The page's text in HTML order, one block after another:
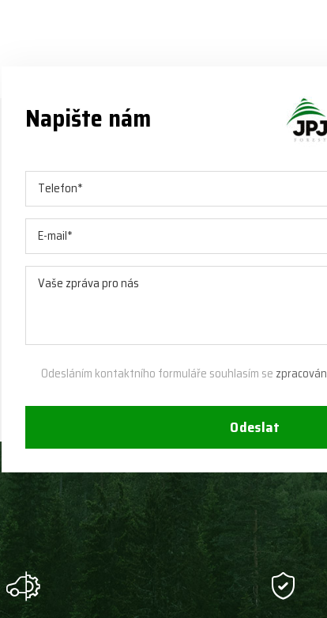
Napište nám
Odesláním kontaktního formuláře souhlasím se
Odeslat